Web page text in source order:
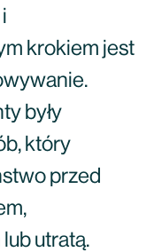
krokiem jest
były
który
przed
utratą.